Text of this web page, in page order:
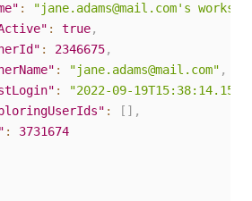
:
"jane.adams@mail.com's
: true,
: 2346675,
: "jane.adams@mail.com" ,
:
"2022-09-
: [ ] ,
:
3731674